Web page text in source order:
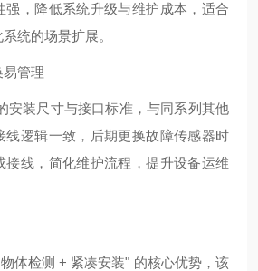
强，降低系统升级与维护成本，适合
统的场景扩展。
管理
安装尺寸与接口标准，与同系列其他
线逻辑一致，后期更换故障传感器时
接线，简化维护流程，提升设备运维
体检测 + 紧凑安装" 的核心优势，该